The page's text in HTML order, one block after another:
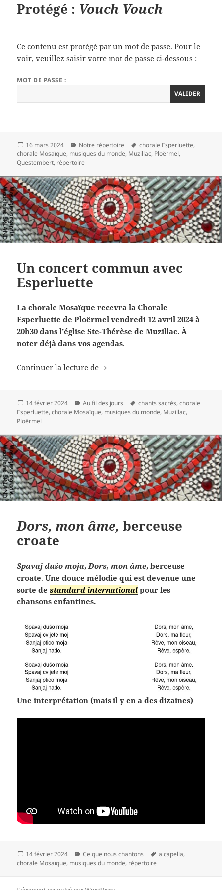
Protégé : Vouch Vouch
Ce contenu est protégé par un mot de passe. Pour le
voir, veuillez saisir votre mot de passe ci-dessous :
MOT DE PASSE :
Publié
le
16 mars 2024 Catégories
Notre répertoire
Mots-
clés
chorale Esperluette,
chorale Mosaïque, musiques du monde, Muzillac, Ploërmel,
Questembert, répertoire
Un concert commun avec
Esperluette
La chorale Mosaïque recevra la Chorale
Esperluette de Ploërmel vendredi 12 avril 2024 à
20h30 dans l’église Ste-Thérèse de Muzillac. À
noter déjà dans vos agendas.
Continuer la lecture de Un concert commun avec
Publié
le
14 février 2024 Catégories
Au fil des jours
Mots-
clés
chants sacrés,chorale
Esperluette,chorale Mosaïque, musiques du monde, Muzillac,
Ploërmel
Dors, mon âme, berceuse
croate
Spavaj dušo moja, Dors, mon âme, berceuse
croate.Une douce mélodie qui est devenue une
sorte destandard international pour les
chansons enfantines.
Une interprétation (mais il y en a des dizaines)
Publié
le
14 février 2024 Catégories
Ce que nous chantons
Mots-
a capella,
chorale Mosaïque, musiques du monde, répertoire